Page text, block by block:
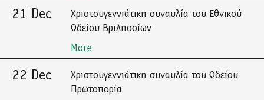
21 Dec
Χριστουγεννιάτικη συναυλία του Εθνικού
Ωδείου Βριλησσίων
More
22 Dec
Χριστουγεννιάτικη συναυλία του Ωδείου
Πρωτοπορία